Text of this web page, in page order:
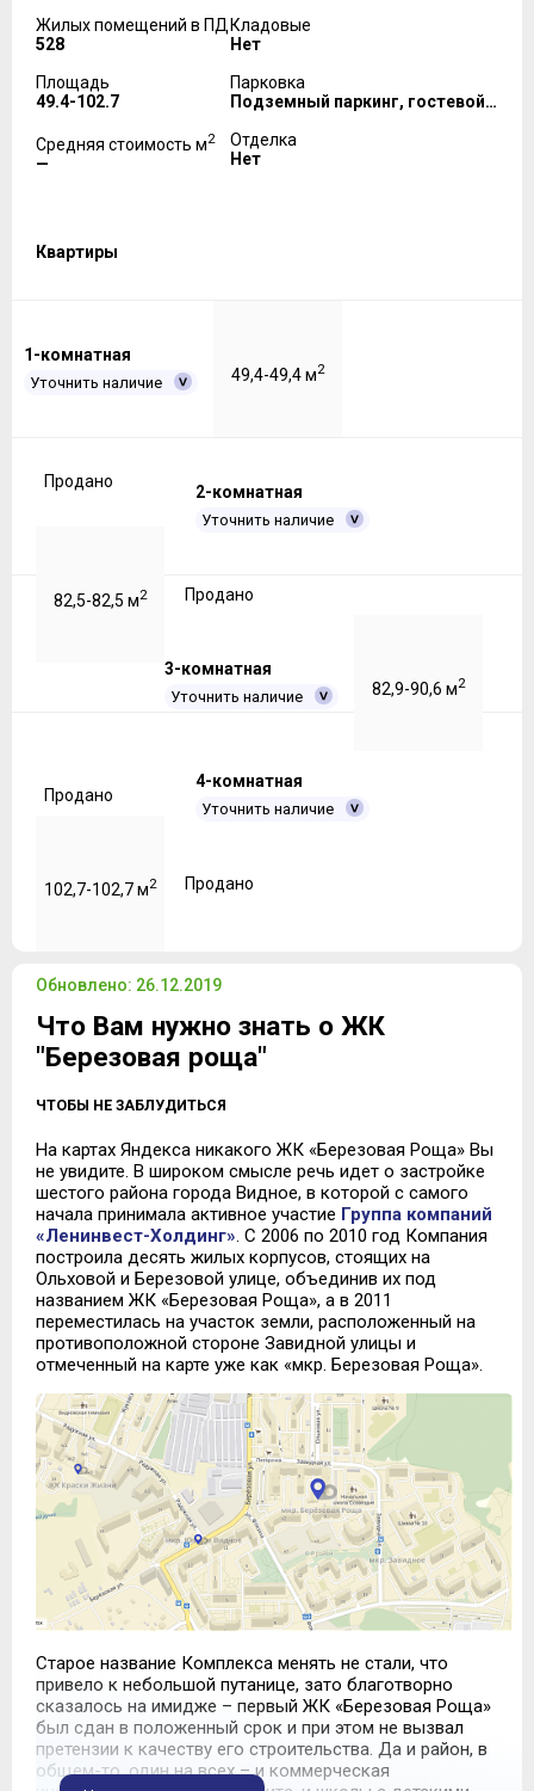
Жилых помещений в ПД
528
Площадь
49.4-102.7
Средняя стоимость м2
—
Кладовые
Нет
Парковка
Подземный паркинг, гостевой паркинг
Отделка
Нет
Квартиры
1-комнатная
Уточнить наличие 49,4-49,4 м2
Продано
2-комнатная
Уточнить наличие
82,5-82,5 м2 Продано
3-комнатная
Уточнить наличие 82,9-90,6 м2
Продано
4-комнатная
Уточнить наличие
102,7-102,7 м2 Продано
Обновлено: 26.12.2019
Что Вам нужно знать о ЖК
"Березовая роща"
ЧТОБЫ НЕ ЗАБЛУДИТЬСЯ
На картах Яндекса никакого ЖК «Березовая Роща» Вы
не увидите. В широком смысле речь идет о застройке
шестого района города Видное, в которой с самого
начала принимала активное участие Группа компаний
«Ленинвест-Холдинг». С 2006 по 2010 год Компания
построила десять жилых корпусов, стоящих на
Ольховой и Березовой улице, объединив их под
названием ЖК «Березовая Роща», а в 2011
переместилась на участок земли, расположенный на
противоположной стороне Завидной улицы и
отмеченный на карте уже как «мкр. Березовая Роща».
Старое название Комплекса менять не стали, что
привело к небольшой путанице, зато благотворно
сказалось на имидже – первый ЖК «Березовая Роща»
был сдан в положенный срок и при этом не вызвал
претензии к качеству его строительства. Да и район, в
общем-то, один на всех – и коммерческая